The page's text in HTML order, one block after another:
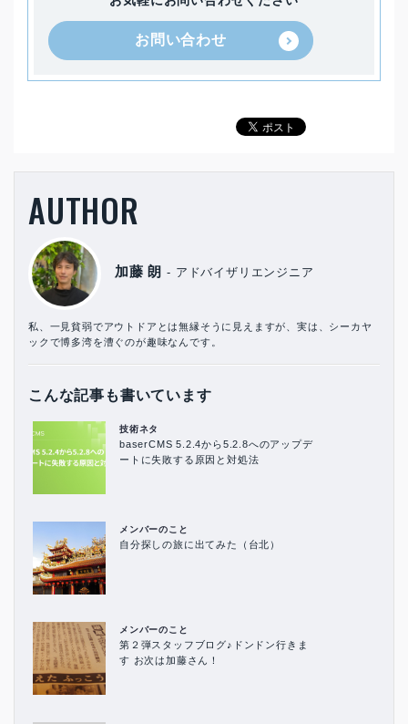
お問い合わせ
AUTHOR
加藤 朗 アドバイザリエンジニア
私、一見貧弱でアウトドアとは無縁そうに見えますが、実は、シーカヤ
ックで博多湾を漕ぐのが趣味なんです。
こんな記事も書いています
技術ネタ
baserCMS 5.2.4から5.2.8へのアップデ
ートに失敗する原因と対処法
メンバーのこと
自分探しの旅に出てみた（台北）
メンバーのこと
第２弾スタッフブログ♪ドンドン行きま
す お次は加藤さん！